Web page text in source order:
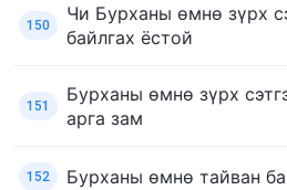
150
Чи Бурханы өмнө зүрх
байлгах ёстой
151
Бурханы өмнө зүрх
арга зам
152 Бурханы өмнө тайван